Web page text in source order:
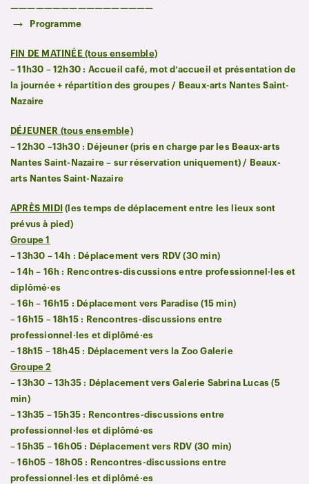
—————————————————
→ Programme
FIN DE MATINÉE (tous ensemble)
– 11h30 – 12h30 : Accueil café, mot d’accueil et présentation de
la journée + répartition des groupes / Beaux-arts Nantes Saint-
Nazaire
DÉJEUNER (tous ensemble)
– 12h30 –13h30 : Déjeuner (pris en charge par les Beaux-arts
Nantes Saint-Nazaire – sur réservation uniquement) / Beaux-
arts Nantes Saint-Nazaire
APRÈS MIDI (les temps de déplacement entre les lieux sont
prévus à pied)
Groupe 1
– 13h30 – 14h : Déplacement vers RDV (30 min)
– 14h – 16h : Rencontres-discussions entre professionnel·les et
diplômé·es
– 16h – 16h15 : Déplacement vers Paradise (15 min)
– 16h15 – 18h15 : Rencontres-discussions entre
professionnel·les et diplômé·es
– 18h15 – 18h45 : Déplacement vers la Zoo Galerie
Groupe 2
– 13h30 – 13h35 : Déplacement vers Galerie Sabrina Lucas (5
min)
– 13h35 – 15h35 : Rencontres-discussions entre
professionnel·les et diplômé·es
– 15h35 – 16h05 : Déplacement vers RDV (30 min)
– 16h05 – 18h05 : Rencontres-discussions entre
professionnel·les et diplômé·es